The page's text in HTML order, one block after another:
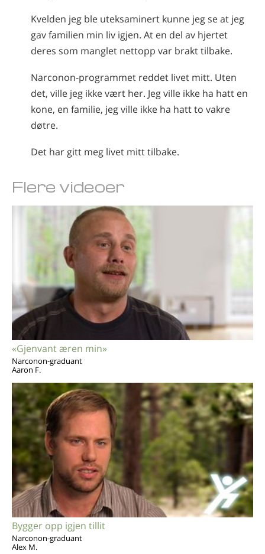
Kvelden jeg ble uteksaminert kunne jeg se at jeg
gav familien min liv igjen. At en del av hjertet
deres som manglet nettopp var brakt tilbake.
Narconon-programmet reddet livet mitt. Uten
det, ville jeg ikke vært her. Jeg ville ikke ha hatt en
kone, en familie, jeg ville ikke ha hatt to vakre
døtre.
Det har gitt meg livet mitt tilbake.
Flere videoer
«Gjenvant æren min»
Narconon-graduant
Aaron F.
Bygger opp igjen tillit
Narconon-graduant
Alex M.